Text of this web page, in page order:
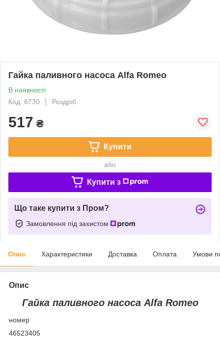
Гайка паливного насоса Alfa Romeo
В наявності
Код: 6730
Роздріб
517 ₴
Купити
або
Купити з
Що таке купити з Пром?
Замовлення під захистом
Опис Характеристики Доставка Оплата Умови
Опис
Гайка паливного насоса Alfa Romeo
номер
46523405